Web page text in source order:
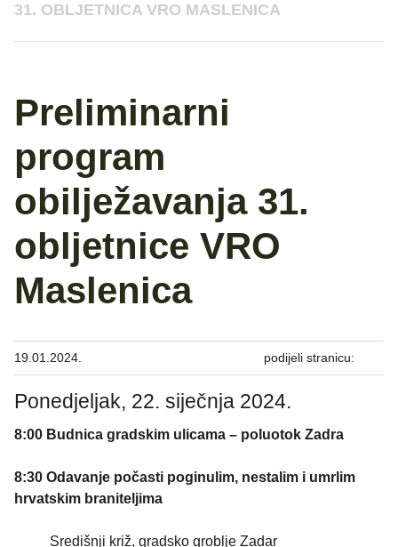
31. OBLJETNICA VRO MASLENICA
Preliminarni
program
obilježavanja 31.
obljetnice VRO
Maslenica
19.01.2024. podijeli stranicu:
Ponedjeljak, 22. siječnja 2024.
8:00 Budnica gradskim ulicama – poluotok Zadra
8:30 Odavanje počasti poginulim, nestalim i umrlim
hrvatskim braniteljima
Središnji križ, gradsko groblje Zadar